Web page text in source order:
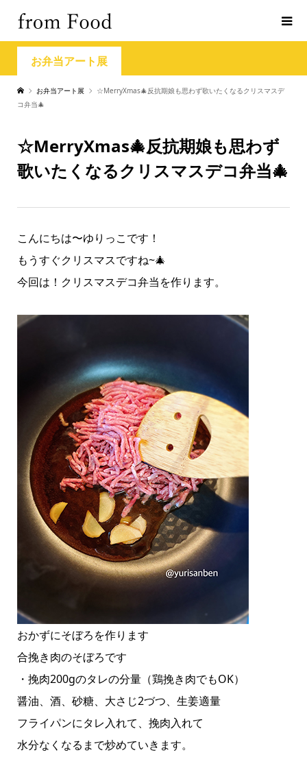
お弁当アート展
お弁当アート展
☆MerryXmas🎄反抗期娘も思わず歌いたくなるクリスマスデ
コ弁当🎄
☆MerryXmas🎄反抗期娘も思わず
歌いたくなるクリスマスデコ弁当🎄
こんにちは〜ゆりっこです！
もうすぐクリスマスですね~🎄
今回は！クリスマスデコ弁当を作ります。
おかずにそぼろを作ります
合挽き肉のそぼろです
・挽肉200gのタレの分量（鶏挽き肉でもOK）
醤油、酒、砂糖、大さじ2づつ、生姜適量
フライパンにタレ入れて、挽肉入れて
水分なくなるまで炒めていきます。